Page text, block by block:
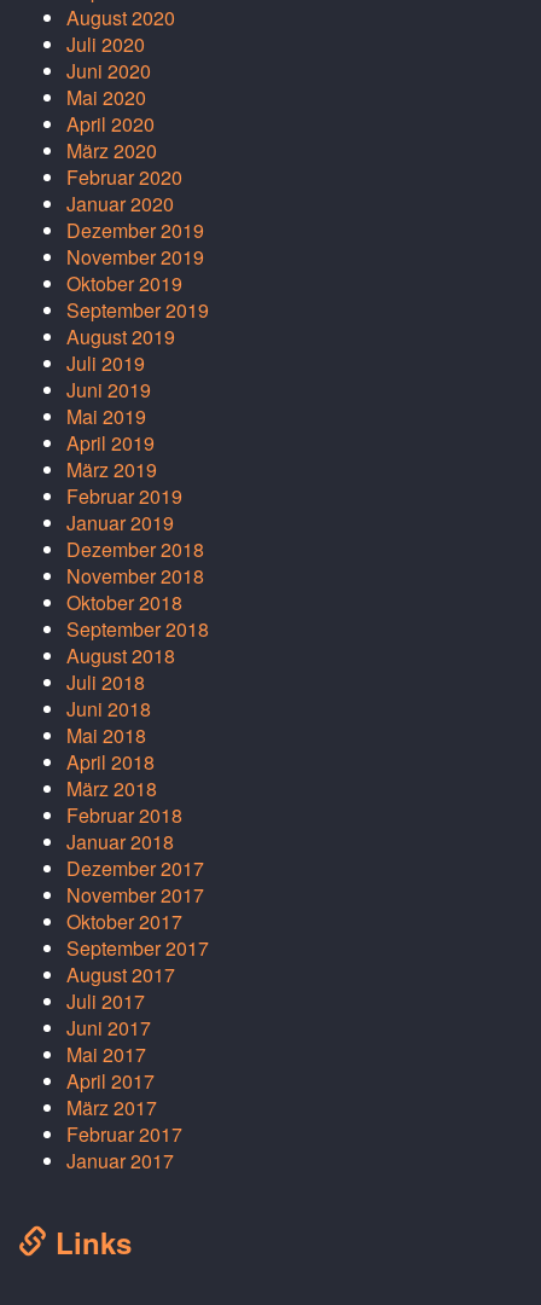
August 2020
Juli 2020
Juni 2020
Mai 2020
April 2020
März 2020
Februar 2020
Januar 2020
Dezember 2019
November 2019
Oktober 2019
September 2019
August 2019
Juli 2019
Juni 2019
Mai 2019
April 2019
März 2019
Februar 2019
Januar 2019
Dezember 2018
November 2018
Oktober 2018
September 2018
August 2018
Juli 2018
Juni 2018
Mai 2018
April 2018
März 2018
Februar 2018
Januar 2018
Dezember 2017
November 2017
Oktober 2017
September 2017
August 2017
Juli 2017
Juni 2017
Mai 2017
April 2017
März 2017
Februar 2017
Januar 2017
Links